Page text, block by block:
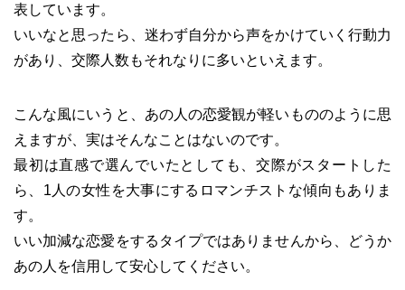
表しています。
いいなと思ったら、迷わず自分から声をかけていく行動力
があり、交際人数もそれなりに多いといえます。
こんな風にいうと、あの人の恋愛観が軽いもののように思
えますが、実はそんなことはないのです。
最初は直感で選んでいたとしても、交際がスタートした
ら、1人の女性を大事にするロマンチストな傾向もありま
す。
いい加減な恋愛をするタイプではありませんから、どうか
あの人を信用して安心してください。